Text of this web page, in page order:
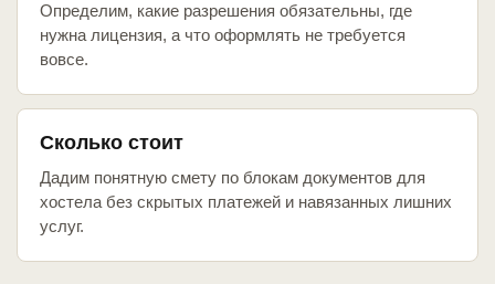
Определим, какие разрешения обязательны, где
нужна лицензия, а что оформлять не требуется
вовсе.
Сколько стоит
Дадим понятную смету по блокам документов для
хостела без скрытых платежей и навязанных лишних
услуг.